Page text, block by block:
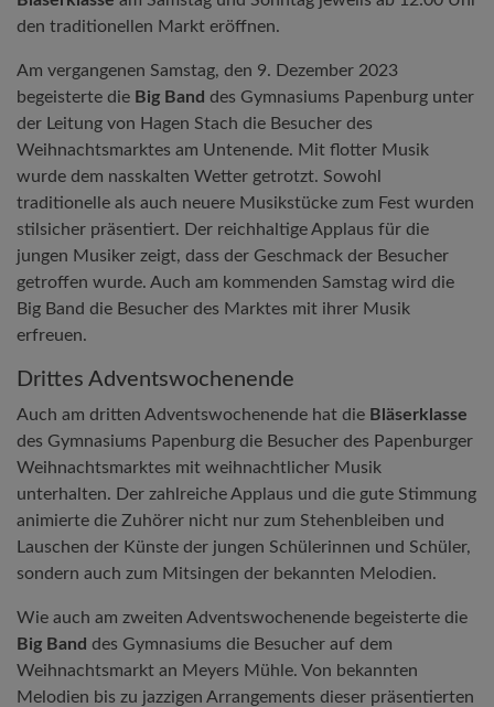
den traditionellen Markt eröffnen.
Am vergangenen Samstag, den 9. Dezember 2023
begeisterte die Big Band des Gymnasiums Papenburg unter
der Leitung von Hagen Stach die Besucher des
Weihnachtsmarktes am Untenende. Mit flotter Musik
wurde dem nasskalten Wetter getrotzt. Sowohl
traditionelle als auch neuere Musikstücke zum Fest wurden
stilsicher präsentiert. Der reichhaltige Applaus für die
jungen Musiker zeigt, dass der Geschmack der Besucher
getroffen wurde. Auch am kommenden Samstag wird die
Big Band die Besucher des Marktes mit ihrer Musik
erfreuen.
Drittes Adventswochenende
Auch am dritten Adventswochenende hat die Bläserklasse
des Gymnasiums Papenburg die Besucher des Papenburger
Weihnachtsmarktes mit weihnachtlicher Musik
unterhalten. Der zahlreiche Applaus und die gute Stimmung
animierte die Zuhörer nicht nur zum Stehenbleiben und
Lauschen der Künste der jungen Schülerinnen und Schüler,
sondern auch zum Mitsingen der bekannten Melodien.
Wie auch am zweiten Adventswochenende begeisterte die
Big Band des Gymnasiums die Besucher auf dem
Weihnachtsmarkt an Meyers Mühle. Von bekannten
Melodien bis zu jazzigen Arrangements dieser präsentierten